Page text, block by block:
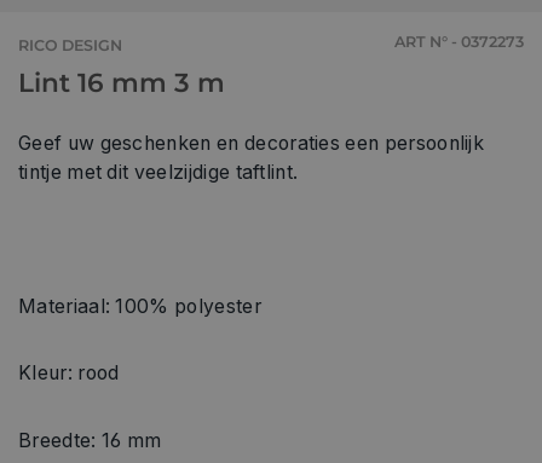
RICO DESIGN ART N° - 0372273
Lint 16 mm 3 m
Geef uw geschenken en decoraties een persoonlijk
tintje met dit veelzijdige taftlint.
Materiaal: 100% polyester
Kleur: rood
Breedte: 16 mm